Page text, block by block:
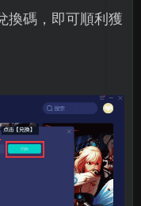
換碼，即可順利獲